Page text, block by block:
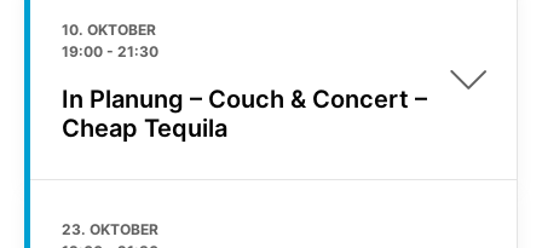
10. OKTOBER
19:00 - 21:30
In Planung – Couch & Concert –
Cheap Tequila
23. OKTOBER